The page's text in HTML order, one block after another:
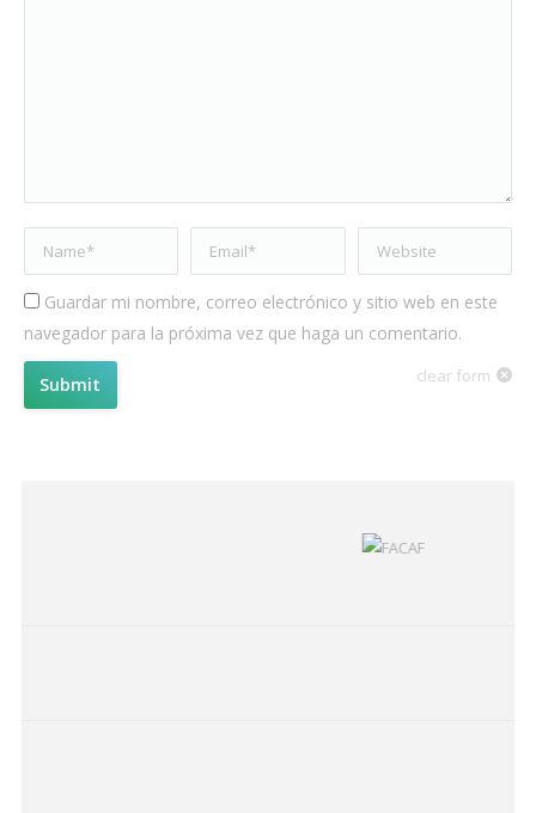
Name * Email * Website
Guardar mi nombre, correo electrónico y sitio web en este
navegador para la próxima vez que haga un comentario.
clear form
Submit